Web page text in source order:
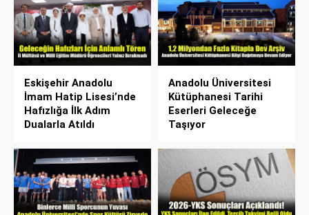
Eskişehir Anadolu
İmam Hatip Lisesi’nde
Hafızlığa İlk Adım
Dualarla Atıldı
Anadolu Üniversitesi
Kütüphanesi Tarihi
Eserleri Geleceğe
Taşıyor